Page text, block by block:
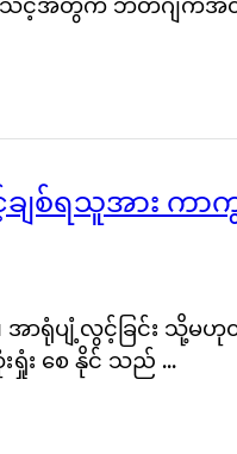
က သင့်အတွက် ဘတ်ဂျက်
ျစ်ရသူအား က
ာရုံပျံ့လွင့်ခြင်း သို့
ရှုံး စေ နိုင် သည် ...